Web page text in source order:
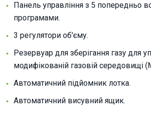
Панель управління з 5 попередньо
програмами.
3 регулятори об'єму.
Резервуар для зберігання газу для
модифікованій газовій середовищі
Автоматичний підйомник лотка.
Автоматичний висувний ящик.